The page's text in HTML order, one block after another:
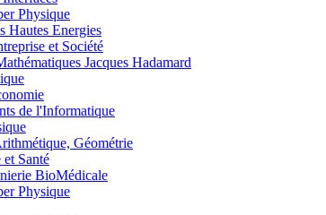
Physique
Hautes Energies
et Société
Jacques Hadamard
de l'Informatique
Géométrie
Santé
BioMédicale
Physique